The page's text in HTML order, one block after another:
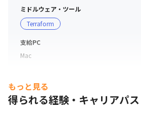
ミドルウェア・ツール
Terraform
支給PC
Mac
もっと見る
得られる経験・キャリアパス